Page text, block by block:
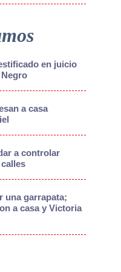
en juicio
a casa
a controlar
una garrapata;
a casa y Victoria